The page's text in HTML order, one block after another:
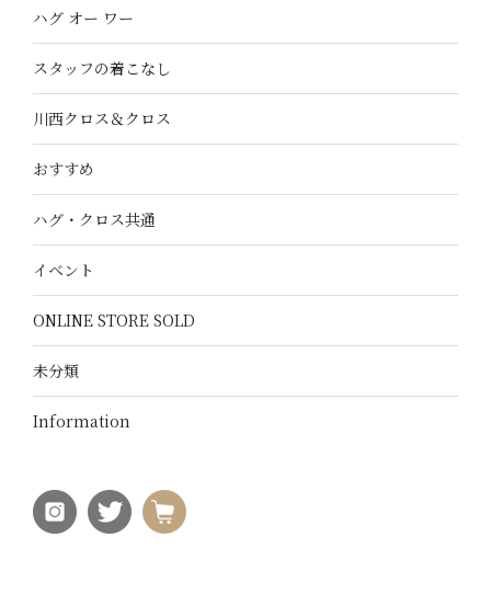
ハグ オー ワー
スタッフの着こなし
川西クロス＆クロス
おすすめ
ハグ・クロス共通
イベント
ONLINE STORE SOLD
未分類
Information